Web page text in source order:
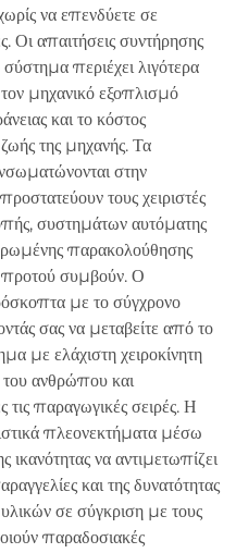
να επενδύετε σε
Οι απαιτήσεις συντήρησης
περιέχει λιγότερα
μηχανικό εξοπλισμό
και το κόστος
της μηχανής. Τα
στην
τους χειριστές
συστημάτων αυτόματης
παρακολούθησης
συμβούν. Ο
με το σύγχρονο
σας να μεταβείτε από το
με ελάχιστη χειροκίνητη
ανθρώπου και
τις παραγωγικές σειρές. Η
πλεονεκτήματα μέσω
να αντιμετωπίζει
και της δυνατότητας
σε σύγκριση με τους
παραδοσιακές